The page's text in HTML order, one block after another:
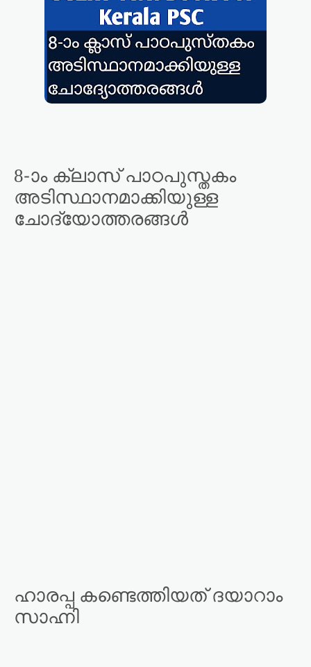
8-ാം ക്ലാസ് പാഠപുസ്തകം
അടിസ്ഥാനമാക്കിയുള്ള
ചോദ്യോത്തരങ്ങൾ
ഹാരപ്പ കണ്ടെത്തിയത് ദയാറാം
സാഹ്നി